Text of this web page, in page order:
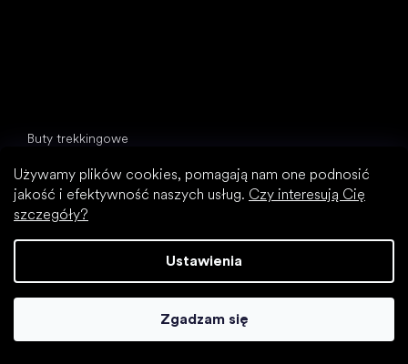
Używamy plików cookies, pomagają nam one podnosić
jakość i efektywność naszych usług. Czy interesują Cię
szczegóły?
Ustawienia
Zgadzam się
Buty trekkingowe
Wizytowe buty
Skarpetobuty
Popularne marki
Groundies